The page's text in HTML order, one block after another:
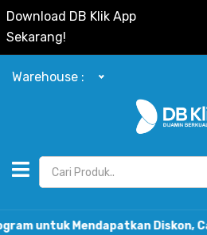
Download DB Klik App
Sekarang!
Warehouse :
Mendapatkan Diskon,